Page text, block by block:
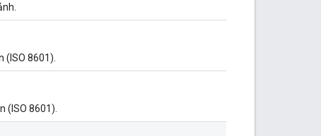
(ISO 8601).
(ISO 8601).